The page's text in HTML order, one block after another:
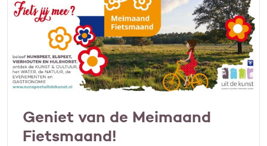
Geniet van de Meimaand
Fietsmaand!